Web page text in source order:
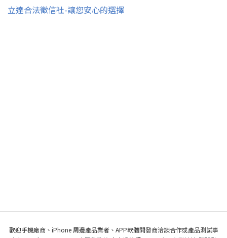
立達合法徵信社-讓您安心的選擇
歡迎手機廠商、iPhone 周邊產品業者、APP軟體開發商洽談合作或產品測試事